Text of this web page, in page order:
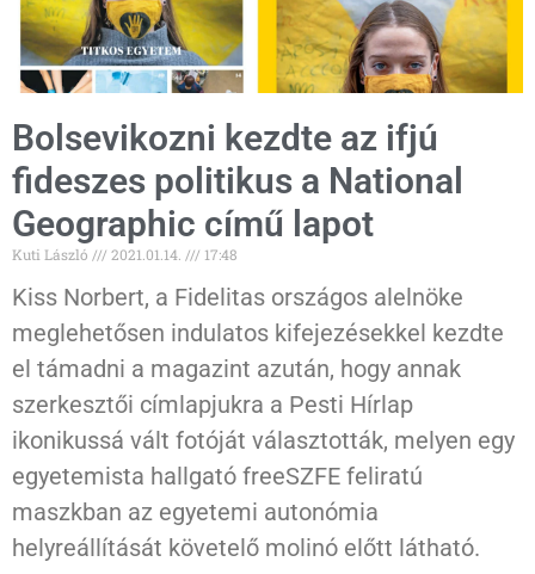
Bolsevikozni kezdte az ifjú
fideszes politikus a National
Geographic című lapot
Kuti László 2021.01.14. 17:48
Kiss Norbert, a Fidelitas országos alelnöke
meglehetősen indulatos kifejezésekkel kezdte
el támadni a magazint azután, hogy annak
szerkesztői címlapjukra a Pesti Hírlap
ikonikussá vált fotóját választották, melyen egy
egyetemista hallgató freeSZFE feliratú
maszkban az egyetemi autonómia
helyreállítását követelő molinó előtt látható.